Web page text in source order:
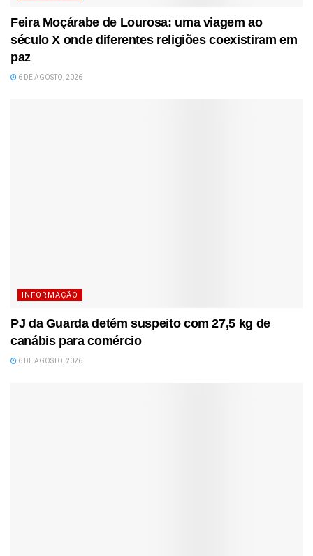
Feira Moçárabe de Lourosa: uma viagem ao
século X onde diferentes religiões coexistiram em
paz
6 DE AGOSTO, 2026
INFORMAÇÃO
PJ da Guarda detém suspeito com 27,5 kg de
canábis para comércio
6 DE AGOSTO, 2026